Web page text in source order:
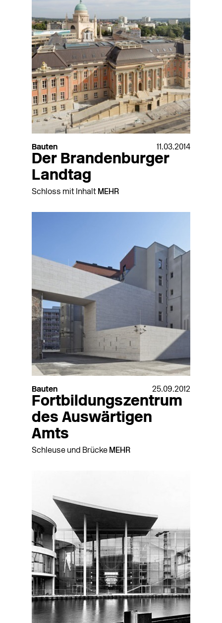
Bauten 11.03.2014
Der Brandenburger
Landtag
Schloss mit Inhalt MEHR
Bauten 25.09.2012
Fortbildungszentrum
des Auswärtigen
Amts
Schleuse und Brücke MEHR